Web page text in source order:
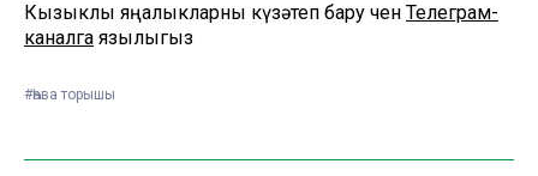
Кызыклы яңалыкларны күзәтеп бару өчен Телеграм-
каналга язылыгыз
#Һава торышы